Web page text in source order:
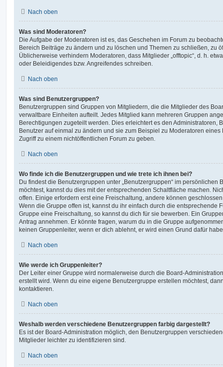
Nach oben
Was sind Moderatoren?
Die Aufgabe der Moderatoren ist es, das Geschehen im Forum zu
Bereich Beiträge zu ändern und zu löschen und Themen zu schließen, zu
Üblicherweise verhindern Moderatoren, dass Mitglieder „offtopic“, d. h.
oder Beleidigendes bzw. Angreifendes schreiben.
Nach oben
Was sind Benutzergruppen?
Benutzergruppen sind Gruppen von Mitgliedern, die die Mitglieder des
verwaltbare Einheiten aufteilt. Jedes Mitglied kann mehreren Gruppen
Berechtigungen zugeteilt werden. Dies erleichtert es den Administratoren,
Benutzer auf einmal zu ändern und sie zum Beispiel zu Moderatoren
Zugriff zu einem nichtöffentlichen Forum zu geben.
Nach oben
Wo finde ich die Benutzergruppen und wie trete ich ihnen bei?
Du findest die Benutzergruppen unter „Benutzergruppen“ im persönlichen
möchtest, kannst du dies mit der entsprechenden Schaltfläche machen.
offen. Einige erfordern erst eine Freischaltung, andere können
Wenn die Gruppe offen ist, kannst du ihr einfach durch die entsprechende
Gruppe eine Freischaltung, so kannst du dich für sie bewerben. Ein
Antrag annehmen. Er könnte fragen, warum du in die Gruppe
keinen Gruppenleiter, wenn er dich ablehnt, er wird einen Grund dafür
Nach oben
Wie werde ich Gruppenleiter?
Der Leiter einer Gruppe wird normalerweise durch die Board-
erstellt wird. Wenn du eine eigene Benutzergruppe erstellen möchtest,
kontaktieren.
Nach oben
Weshalb werden verschiedene Benutzergruppen farbig dargestellt?
Es ist der Board-Administration möglich, den Benutzergruppen
Mitglieder leichter zu identifizieren sind.
Nach oben